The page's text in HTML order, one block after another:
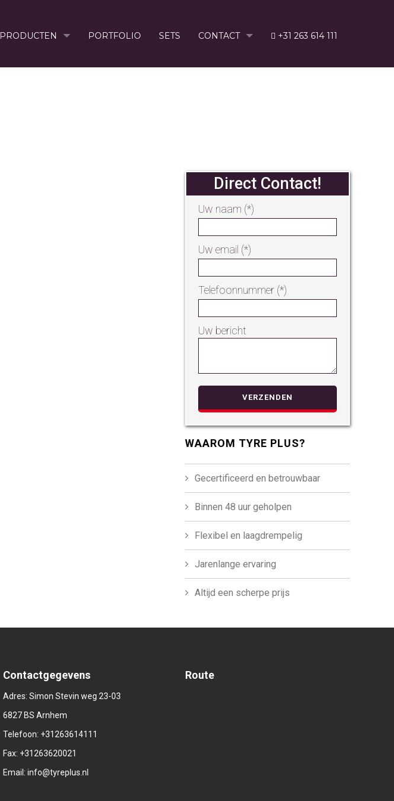
PRODUCTEN PORTFOLIO SETS CONTACT +31 263 614 111
Direct Contact!
Uw naam (*)
Uw email (*)
Telefoonnummer (*)
Uw bericht
WAAROM TYRE PLUS?
Gecertificeerd en betrouwbaar
Binnen 48 uur geholpen
Flexibel en laagdrempelig
Jarenlange ervaring
Altijd een scherpe prijs
Contactgegevens
Adres: Simon Stevin weg 23-03
6827 BS Arnhem
Telefoon: +31263614111
Fax: +31263620021
Email: info@tyreplus.nl
Route